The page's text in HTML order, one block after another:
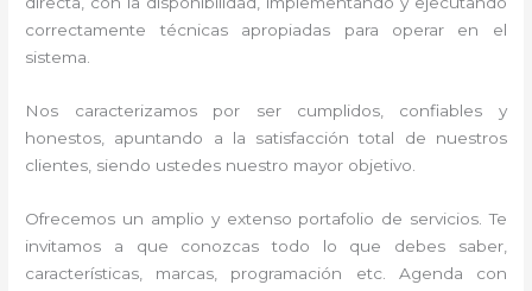
correctamente técnicas apropiadas para operar en el
sistema.
Nos caracterizamos por ser cumplidos, confiables y
honestos, apuntando a la satisfacción total de nuestros
clientes, siendo ustedes nuestro mayor objetivo.
Ofrecemos un amplio y extenso portafolio de servicios. Te
invitamos a que conozcas todo lo que debes saber,
características, marcas, programación etc. Agenda con